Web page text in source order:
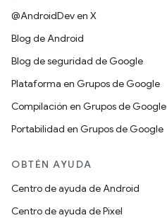
@AndroidDev en X
Blog de Android
Blog de seguridad de Google
Plataforma en Grupos de Google
Compilación en Grupos de Google
Portabilidad en Grupos de Google
OBTÉN AYUDA
Centro de ayuda de Android
Centro de ayuda de Pixel